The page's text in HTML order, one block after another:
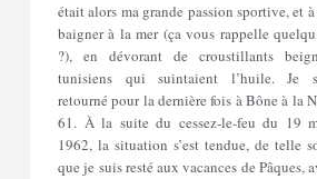
était alors ma grande passion sportive, et
baigner à la mer (ça vous rappelle
?), en dévorant de croustillants
tunisiens qui suintaient l’huile. Je
retourné pour la dernière fois à Bône à la
61. À la suite du cessez-le-feu du 19
1962, la situation s’est tendue, de telle
que je suis resté aux vacances de Pâques,